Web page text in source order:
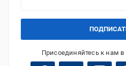
Присоединяйтесь к нам